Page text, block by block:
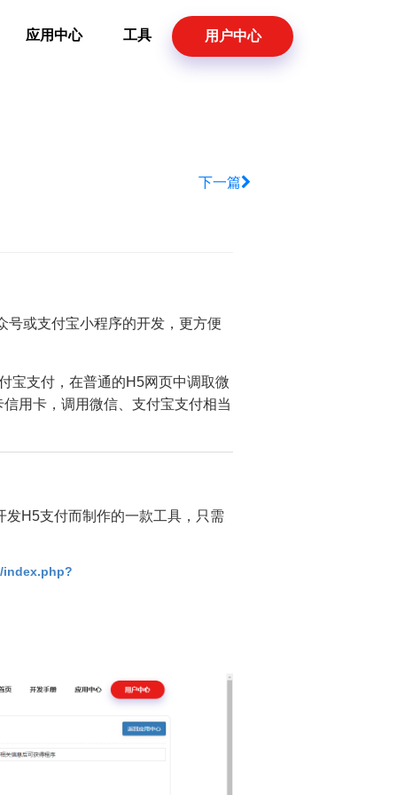
应用中心 工具 用户中心
下一篇
号或支付宝小程序的开发，更方便
宝支付，在普通的H5网页中调取微
用卡，调用微信、支付宝支付相当
发H5支付而制作的一款工具，只需
index.php?